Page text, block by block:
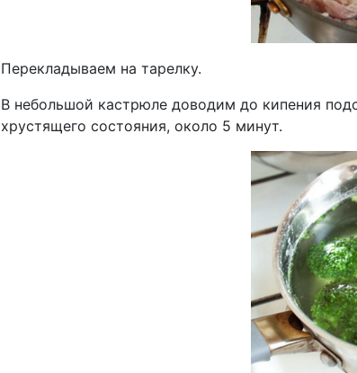
Перекладываем на тарелку.
В небольшой кастрюле доводим до кипения
хрустящего состояния, около 5 минут.